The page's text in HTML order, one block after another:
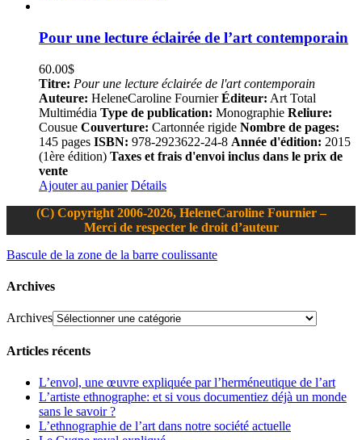
Pour une lecture éclairée de l’art contemporain
60.00$
Titre: Pour une lecture éclairée de l'art contemporain
Auteure: HeleneCaroline FournierÉditeur: Art Total
Multimédia Type de publication: Monographie Reliure:
Cousue Couverture: Cartonnée rigide Nombre de pages:
145 pages ISBN: 978-2923622-24-8 Année d'édition: 2015
(1ère édition) Taxes et frais d'envoi inclus dans le prix de
vente
Ajouter au panier Détails
(C) Copyright 2006-2026, HeleneCaroline Fournier –
Merci de respecter le droit d’auteur
Bascule de la zone de la barre coulissante
Archives
Archives
Articles récents
L’envol, une œuvre expliquée par l’herméneutique de l’art
L’artiste ethnographe: et si vous documentiez déjà un monde
sans le savoir ?
L’ethnographie de l’art dans notre société actuelle